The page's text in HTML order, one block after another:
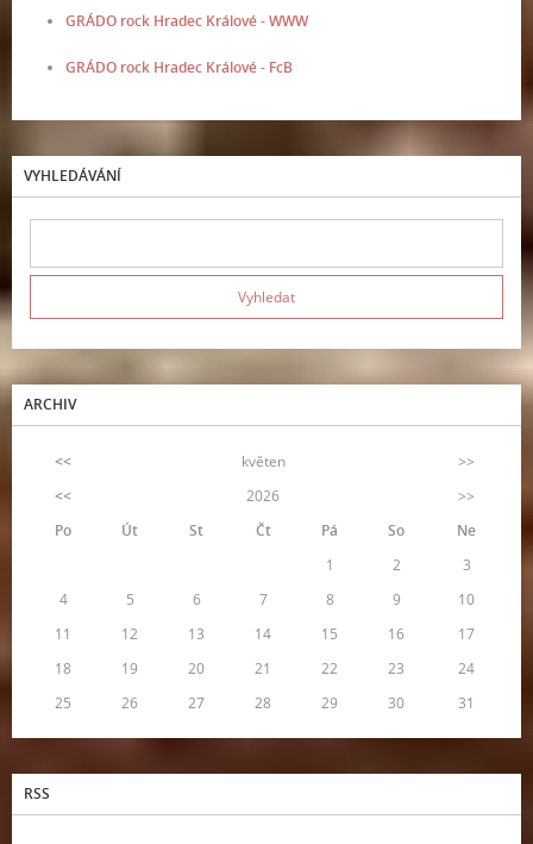
GRÁDO rock Hradec Králové - WWW
GRÁDO rock Hradec Králové - FcB
VYHLEDÁVÁNÍ
ARCHIV
<< květen
>>
<<
2026
>>
Po
Út St Čt Pá So
Ne
1
2
3
4
5 6 7 8 9
10
11
12 13 14 15 16
17
18
19 20 21 22 23
24
25
26 27 28 29 30 31
RSS